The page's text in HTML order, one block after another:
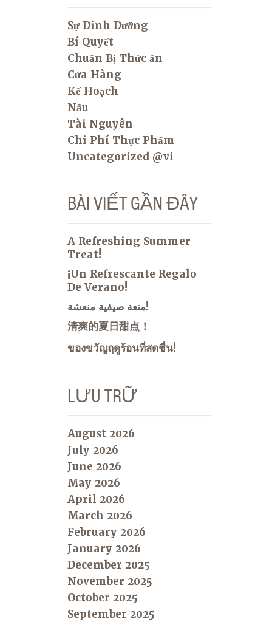
Sự Dinh Dưỡng
Bí Quyết
Chuẩn Bị Thức ăn
Cửa Hàng
Kế Hoạch
Nấu
Tài Nguyên
Chi Phí Thực Phẩm
Uncategorized @vi
BÀI VIẾT GẦN ĐÂY
A Refreshing Summer
Treat!
¡Un Refrescante Regalo
De Verano!
متعة صيفية منعشة!
清爽的夏日甜点！
ของขวัญฤดูร้อนที่สดชื่น!
LƯU TRỮ
August 2026
July 2026
June 2026
May 2026
April 2026
March 2026
February 2026
January 2026
December 2025
November 2025
October 2025
September 2025